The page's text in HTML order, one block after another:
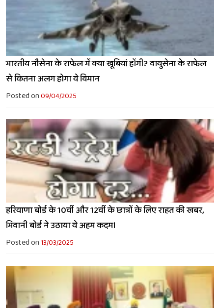
भारतीय नौसेना के राफेल में क्या खूबियां होंगी? वायुसेना के राफेल
से कितना अलग होगा ये विमान
Posted on09/04/2025
हरियाणा बोर्ड के 10वीं और 12वीं के छात्रों के लिए राहत की खबर,
भिवानी बोर्ड ने उठाया ये अहम कदम।
Posted on13/03/2025